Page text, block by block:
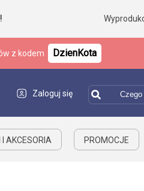
z kodem DzienKota
Zaloguj się
I AKCESORIA PROMOCJE